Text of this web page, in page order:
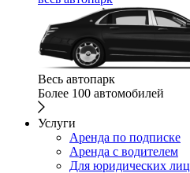
Весь автопарк
Более 100 автомобилей
Услуги
Аренда по подписке
Аренда с водителем
Для юридических лиц